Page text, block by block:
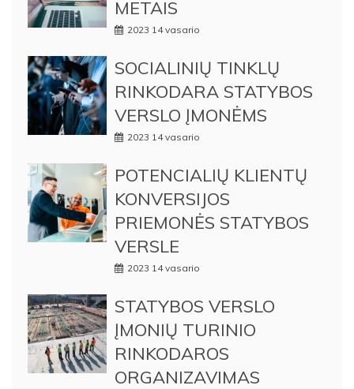
METAIS
2023 14 vasario
SOCIALINIŲ TINKLŲ
RINKODARA STATYBOS
VERSLO ĮMONĖMS
2023 14 vasario
POTENCIALIŲ KLIENTŲ
KONVERSIJOS
PRIEMONĖS STATYBOS
VERSLE
2023 14 vasario
STATYBOS VERSLO
ĮMONIŲ TURINIO
RINKODAROS
ORGANIZAVIMAS